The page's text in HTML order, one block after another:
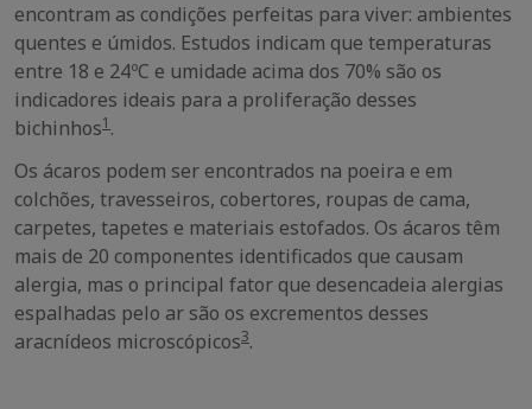
encontram as condições perfeitas para viver: ambientes
quentes e úmidos. Estudos indicam que temperaturas
entre 18 e 24ºC e umidade acima dos 70% são os
indicadores ideais para a proliferação desses
bichinhos1 .
Os ácaros podem ser encontrados na poeira e em
colchões, travesseiros, cobertores, roupas de cama,
carpetes, tapetes e materiais estofados. Os ácaros têm
mais de 20 componentes identificados que causam
alergia, mas o principal fator que desencadeia alergias
espalhadas pelo ar são os excrementos desses
aracnídeos microscópicos3.